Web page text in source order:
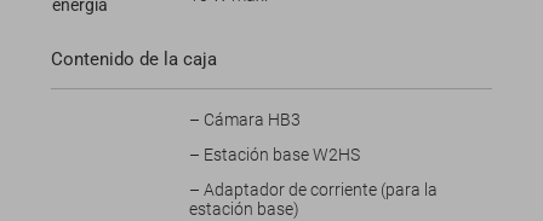
energía
Contenido de la caja
– Cámara HB3
– Estación base W2HS
– Adaptador de corriente (para la
estación base)